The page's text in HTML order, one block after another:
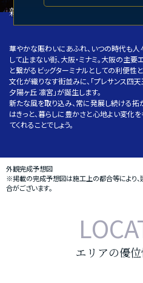
新たなミナミの輝きを手中に。
華やかな賑わいにあふれ、いつの時代も人
して止まない街、大阪・ミナミ。大阪の主要
と繋がるビッグターミナルとしての利便性
文化が織りなす街並みに、「プレサンス四
夕陽ヶ丘 凛宮」が誕生します。
新たな風を取り込み、常に発展し続ける拓
はきっと、暮らしに豊かさと心地よい変化を
てくれることでしょう。
外観完成予想図
※掲載の完成予想図は施工上の都合等により、
合がございます。
エリアの優